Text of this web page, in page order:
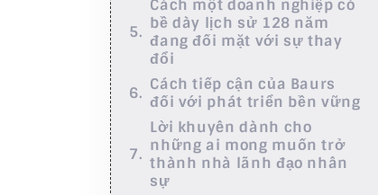
Cách một doanh nghiệp có
bề dày lịch sử 128 năm
đang đối mặt với sự thay
đổi
Cách tiếp cận của Baurs
đối với phát triển bền vững
Lời khuyên dành cho
những ai mong muốn trở
thành nhà lãnh đạo nhân
sự